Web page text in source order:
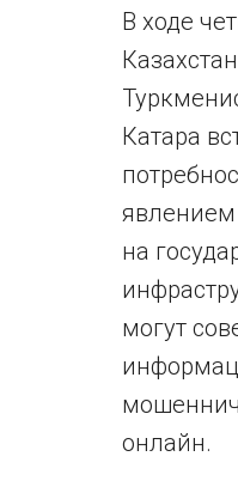
В ходе
Катара
явлением
на
могут
онлайн.